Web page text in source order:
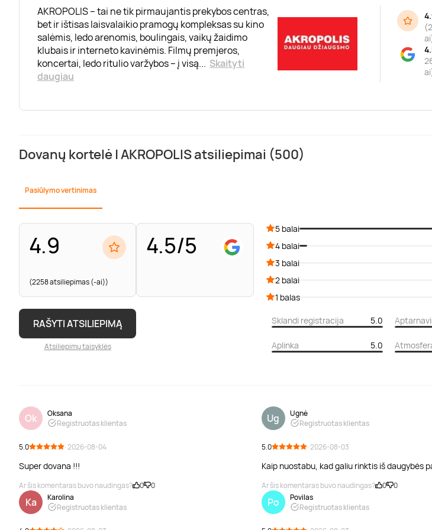
AKROPOLIS – tai ne tik pirmaujantis prekybos centras,
bet ir ištisas laisvalaikio pramogų kompleksas su kino
salėmis, ledo arenomis, boulingais, vaikų žaidimo
klubais ir interneto kavinėmis. Filmų premjeros,
koncertai, ledo ritulio varžybos – į visą... Skaityti
daugiau
(
Dovanų kortelė | AKROPOLIS atsiliepimai (500)
Pasiūlymo vertinimas
4.9
(2258 atsiliepimas (-ai))
4.5/5
RAŠYTI ATSILIEPIMĄ
Atsiliepimų taisyklės
5 balai
4 balai
3 balai
2 balai
1 balas
Sklandi registracija 5.0
Aplinka 5.0
Ok
Oksana
Registruotas klientas
5.0 · 2026-08-04
Super dovana !!!
Ar šis komentaras buvo naudingas? 0 0
Ug
Ugnė
Registruotas klientas
5.0 · 2026-08-03
Kaip nuostabu, kad galiu rinktis iš daugybės
Ar šis komentaras buvo naudingas? 0 0
Ka
Karolina
Registruotas klientas
Po
Povilas
Registruotas klientas